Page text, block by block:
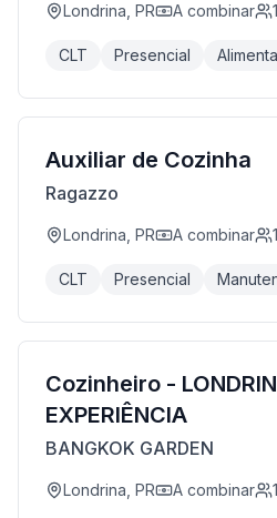
Londrina, PR A combinar 1
CLT Presencial
Auxiliar de Cozinha
Ragazzo
Londrina, PR A combinar 1
CLT Presencial
Cozinheiro -
EXPERIÊNCIA
BANGKOK GARDEN
Londrina, PR A combinar 1